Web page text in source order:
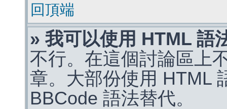
回頂端
» 我可以使用 HTML 語
不行。在這個討論區上
章。大部份使用 HTML
BBCode 語法替代。